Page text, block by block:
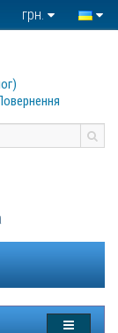
грн.